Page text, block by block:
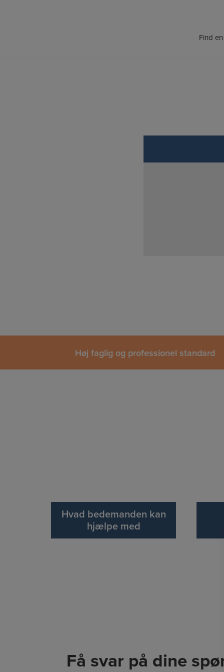
Find
Høj faglig og professionel standard
Hvad bedemanden kan
hjælpe med
Få svar på dine